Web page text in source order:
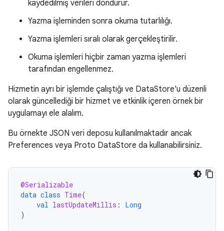
kaydedilmiş verileri döndürür.
Yazma işleminden sonra okuma tutarlılığı.
Yazma işlemleri sıralı olarak gerçekleştirilir.
Okuma işlemleri hiçbir zaman yazma işlemleri
tarafından engellenmez.
Hizmetin ayrı bir işlemde çalıştığı ve DataStore'u düzenli
olarak güncellediği bir hizmet ve etkinlik içeren örnek bir
uygulamayı ele alalım.
Bu örnekte JSON veri deposu kullanılmaktadır ancak
Preferences veya Proto DataStore da kullanabilirsiniz.
@Serializable
data class Time(
val lastUpdateMillis :
Long
)